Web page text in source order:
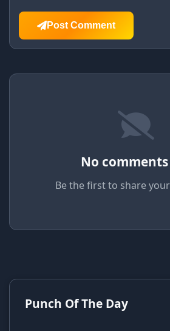
Post Comment
No
Be the first to share
Punch Of The Day